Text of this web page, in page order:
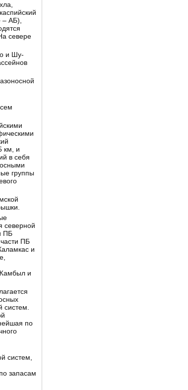
АБ),
севере
и Шу-
км, и
в себя
группы
северной
ПБ
ПБ
и
и
систем.
по
систем,
запасам